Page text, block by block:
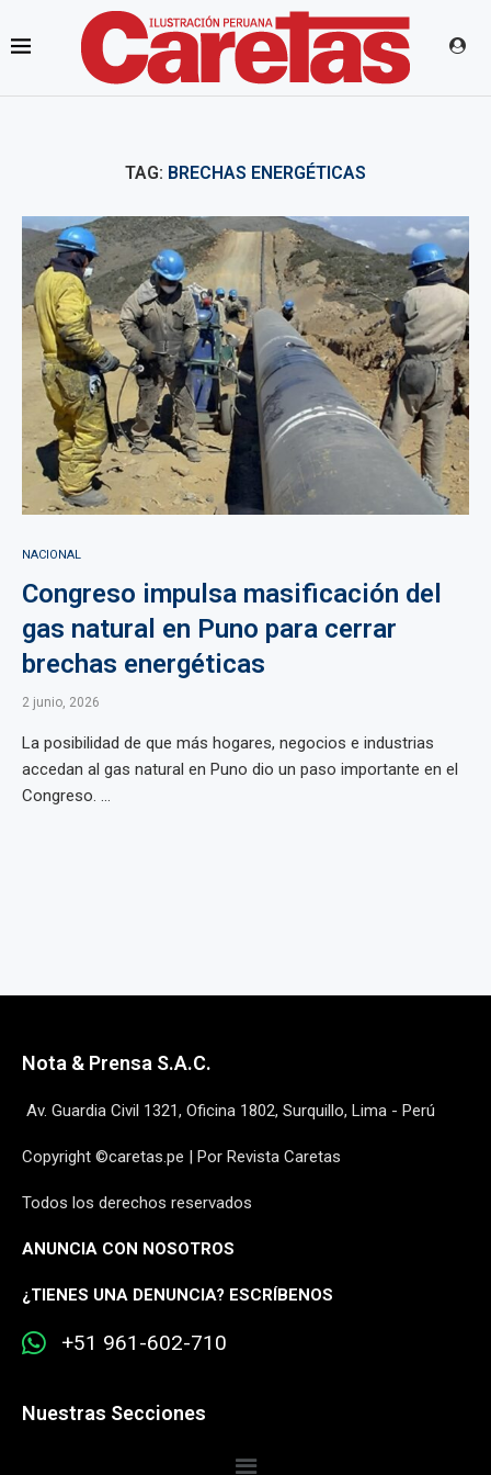
TAG: BRECHAS ENERGÉTICAS
NACIONAL
Congreso impulsa masificación del
gas natural en Puno para cerrar
brechas energéticas
2 junio, 2026
La posibilidad de que más hogares, negocios e industrias
accedan al gas natural en Puno dio un paso importante en el
Congreso. ...
Nota & Prensa S.A.C.
Av. Guardia Civil 1321, Oficina 1802, Surquillo, Lima - Perú
Copyright ©caretas.pe | Por Revista Caretas
Todos los derechos reservados
ANUNCIA CON NOSOTROS
¿TIENES UNA DENUNCIA? ESCRÍBENOS
+51 961-602-710
Nuestras Secciones